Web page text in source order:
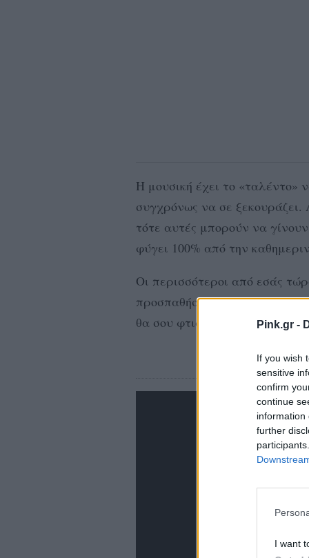
Pink.gr -
If you wish
sensitive
confirm
continue
information
further
I want
Η μουσική έχει το «ταλέντο»
συγχρόνως να σε ξεκουράζει.
τότε αυτές μπορούν να
φύγει 100% από την
Οι περισσότεροι από εσάς
προσπαθήσουμε να τις
θα σου φτιάξουν την διάθεση